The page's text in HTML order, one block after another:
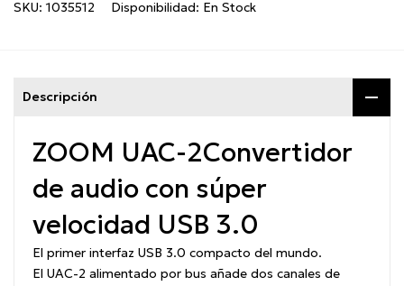
SKU: 1035512 Disponibilidad: En Stock
Descripción
ZOOM UAC-2Convertidor
de audio con súper
velocidad USB 3.0
El primer interfaz USB 3.0 compacto del mundo.
El UAC-2 alimentado por bus añade dos canales de